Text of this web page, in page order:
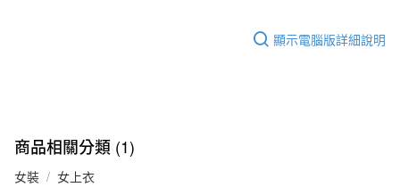
顯示電腦版詳細說明
商品相關分類 (1)
女裝 女上衣